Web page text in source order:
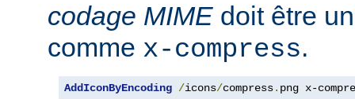
codage MIME doit être
comme x-compress.
AddIconByEncoding /icons/compress. png x-